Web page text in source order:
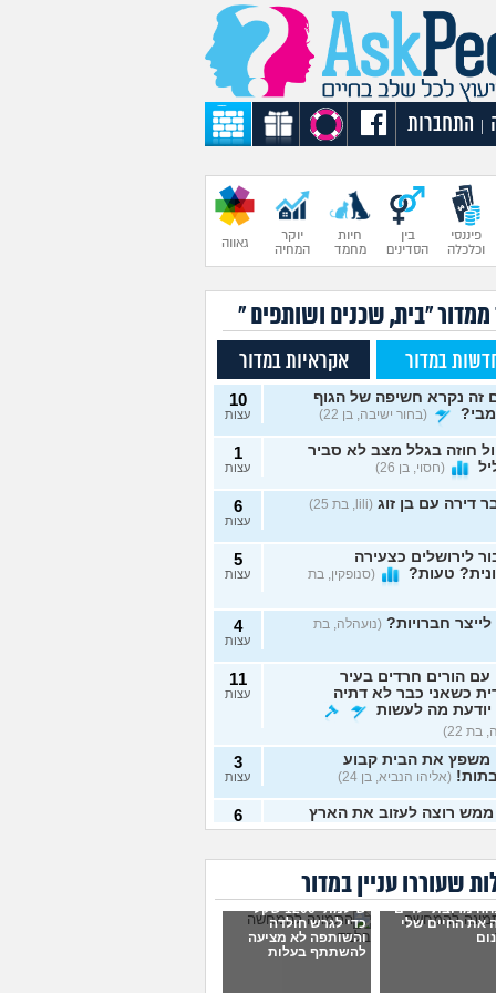
התחברות
פיננסי
וכלכלה
בין
הסדינים
חיות
מחמד
יוקר
המחיה
גאווה
ממדור "בית, שכנים ושותפים "
במדור אקראיות במדור
זה נקרא חשיפה של הגוף
(בחור ישיבה, בן 22)
10
עצות
חוזה בגלל מצב לא סביר
(חסוי, בן 26)
1
עצות
דירה עם בן זוג (lili, בת 25) 6
עצות
לירושלים כצעירה
טעות?
(סנופקין, בת
5
עצות
לייצר חברויות? (נועהלה, בת
4
עצות
עם הורים חרדים בעיר
כשאני כבר לא דתיה
יודעת מה לעשות
בת 22)
11
עצות
משפץ את הבית קבוע
(אליהו הנביא, בן 24)
3
עצות
ממש רוצה לעזוב את הארץ 6
עצות
(יוחאי, בן 30)
להשקיע במערכת סינון
(אנונימי, בן 43) עצות
שעוררו עניין במדור
מרובת ילדים
את החיים שלי
שילמתי 1200 שקל
כדי לגרש חולדה
והשותפה לא מציעה
להשתתף בעלות